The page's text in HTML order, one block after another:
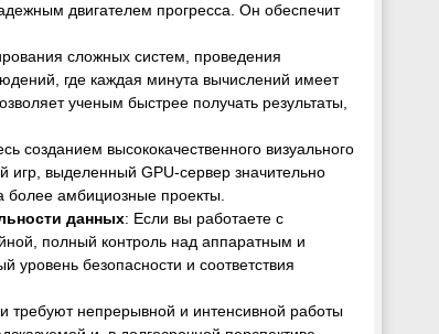
двигателем прогресса. Он обеспечит
сложных систем, проведения
где каждая минута вычислений имеет
ученым быстрее получать результаты,
созданием высококачественного визуального
игр, выделенный GPU-сервер значительно
более амбициозные проекты.
данных: Если вы работаете с
полный контроль над аппаратным и
безопасности и соответствия
требуют непрерывной и интенсивной работы